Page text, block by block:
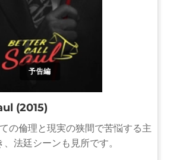
予告編
(2015)
の倫理と現実の狭間で苦悩する主
法廷シーンも見所です。